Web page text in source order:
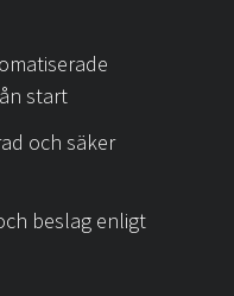
start
och säker
beslag enligt